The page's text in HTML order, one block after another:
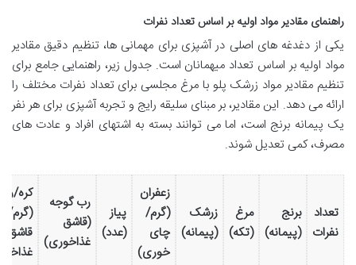
راهنمای مقادیر مواد اولیه بر اساس تعداد نفرات
یکی از دغدغه های اصلی در آشپزی برای مهمانی ها، تنظیم دقیق مقادیر
مواد اولیه بر اساس تعداد میهمانان است. جدول زیر، راهنمایی جامع برای
تنظیم مقادیر مواد زرشک پلو با مرغ مجلسی برای تعداد نفرات مختلف را
ارائه می دهد. این مقادیر، بر مبنای سلیقه رایج و تجربه آشپزی برای هر نفر
یک پیمانه برنج است، اما می توانند بسته به اشتهای افراد و عادت های
مصرف، کمی تعدیل شوند.
تعداد
نفرات
برنج
(پیمانه)
مرغ
(تکه)
زرشک
(پیمانه)
زعفران
(گرم/
چای
خوری)
پیاز
(عدد)
رب گوجه
(قاشق
غذاخوری)
کره/
(گرم/
قاشق